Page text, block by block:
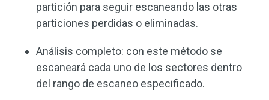
partición para seguir escaneando las otras
particiones perdidas o eliminadas.
Análisis completo: con este método se
escaneará cada uno de los sectores dentro
del rango de escaneo especificado.